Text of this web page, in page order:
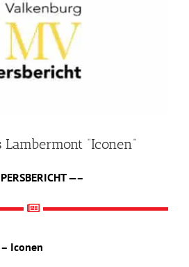
“Iconen”
—–
Iconen